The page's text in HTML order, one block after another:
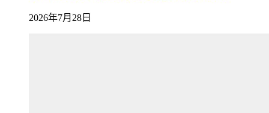
2026年7月28日